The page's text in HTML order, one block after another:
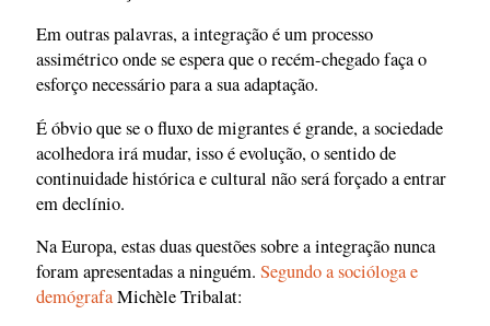
Em outras palavras, a integração é um processo
assimétrico onde se espera que o recém-chegado faça o
esforço necessário para a sua adaptação.
É óbvio que se o fluxo de migrantes é grande, a sociedade
acolhedora irá mudar, isso é evolução, o sentido de
continuidade histórica e cultural não será forçado a entrar
em declínio.
Na Europa, estas duas questões sobre a integração nunca
foram apresentadas a ninguém. Segundo a socióloga e
demógrafaMichèle Tribalat: